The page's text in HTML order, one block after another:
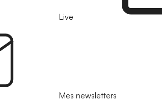
Live
Mes newsletters